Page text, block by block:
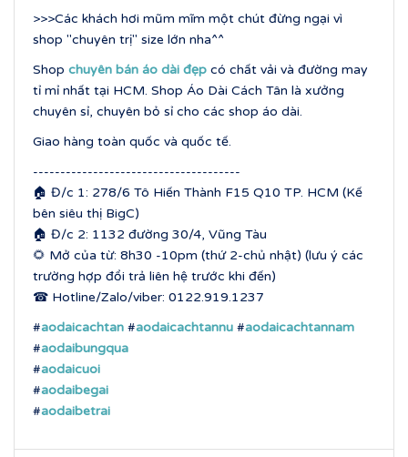
>>>Các khách hơi mũm mĩm một chút đừng ngại vì
shop "chuyên trị" size lớn nha^^
Shop chuyên bán áo dài đẹp có chất vải và đường may
tỉ mỉ nhất tại HCM. Shop Áo Dài Cách Tân là xưởng
chuyên sỉ, chuyên bỏ sỉ cho các shop áo dài.
Giao hàng toàn quốc và quốc tế.
--------------------------------------
🏠 Đ/c 1: 278/6 Tô Hiến Thành F15 Q10 TP. HCM (Kế
bên siêu thị BigC)
🏠 Đ/c 2: 1132 đường 30/4, Vũng Tàu
🌻 Mở của từ: 8h30 -10pm (thứ 2-chủ nhật) (lưu ý các
trường hợp đổi trả liên hệ trước khi đến)
☎ Hotline/Zalo/viber: 0122.919.1237
#aodaicachtan #aodaicachtannu #aodaicachtannam
#aodaibungqua
#aodaicuoi
#aodaibegai
#aodaibetrai